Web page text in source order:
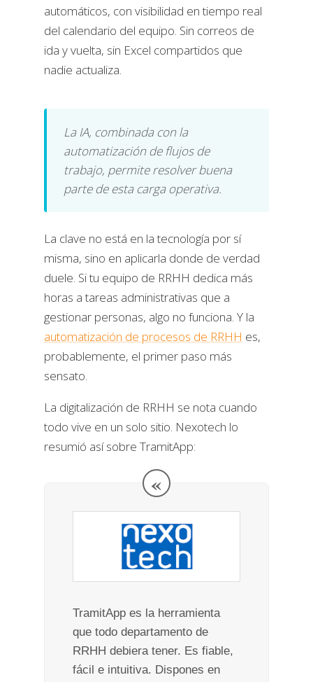
automáticos, con visibilidad en tiempo real
del calendario del equipo. Sin correos de
ida y vuelta, sin Excel compartidos que
nadie actualiza.
La IA, combinada con la
automatización de flujos de
trabajo, permite resolver buena
parte de esta carga operativa.
La clave no está en la tecnología por sí
misma, sino en aplicarla donde de verdad
duele. Si tu equipo de RRHH dedica más
horas a tareas administrativas que a
gestionar personas, algo no funciona. Y la
automatización de procesos de RRHH es,
probablemente, el primer paso más
sensato.
La digitalización de RRHH se nota cuando
todo vive en un solo sitio. Nexotech lo
resumió así sobre TramitApp:
«
TramitApp es la herramienta
que todo departamento de
RRHH debiera tener. Es fiable,
fácil e intuitiva. Dispones en